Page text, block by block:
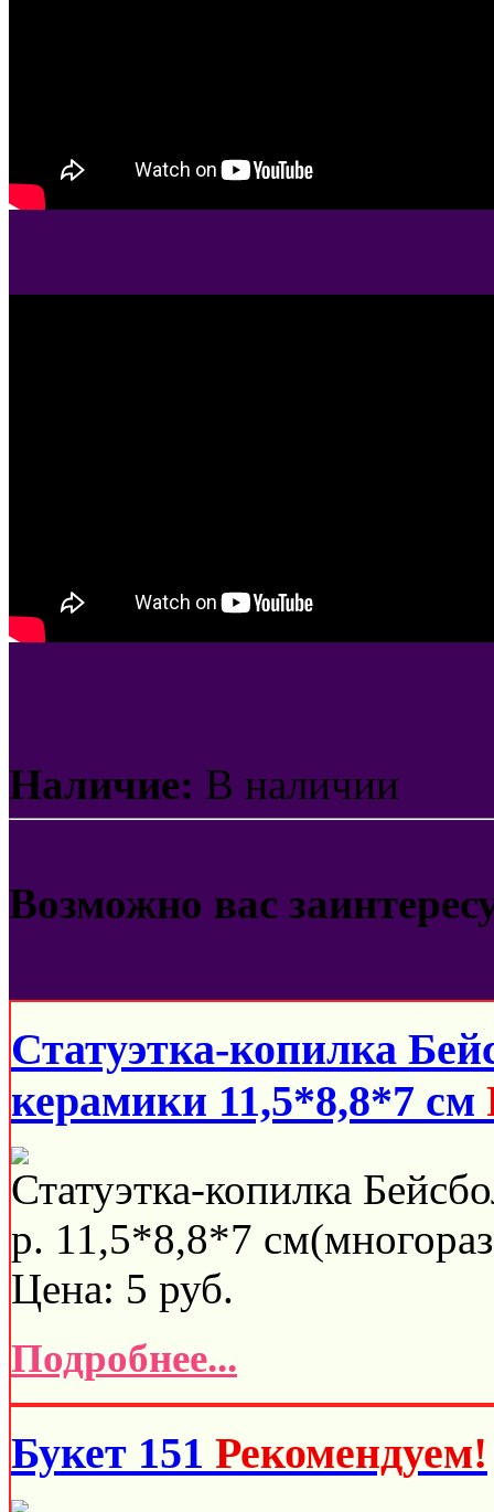
Наличие: В наличии
Возможно вас
Статуэтка-копилка
керамики 11,5*8,8*7 см
Статуэтка-копилка
р. 11,5*8,8*7
Цена: 5 руб.
Подробнее...
Букет 151 Рекомендуем!